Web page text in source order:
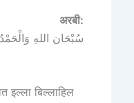
अरबी:
سُبْحَان اللهِ
इल्ला बिल्लाहिल